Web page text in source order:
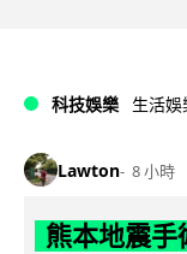
科技娛樂 生活娛
Lawton 8 小時
熊本地震手